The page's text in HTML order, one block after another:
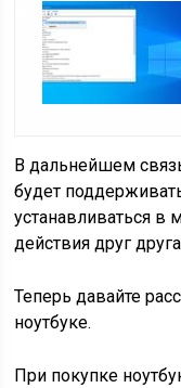
В дальнейшем
будет
устанавливаться в
действия друг
Теперь давайте
ноутбуке.
При покупке